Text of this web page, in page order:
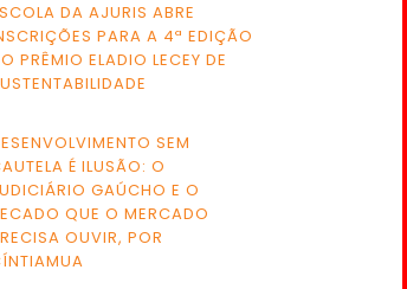
DA AJURIS ABRE
PARA A 4ª EDIÇÃO
PRÊMIO ELADIO LECEY DE
SEM
É ILUSÃO: O
GAÚCHO E O
QUE O MERCADO
OUVIR, POR